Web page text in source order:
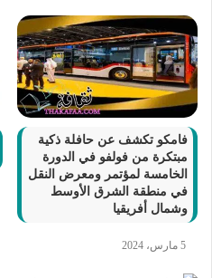
فامكو تكشف عن حافلة ذكية
مبتكرة من فولفو في الدورة
الخامسة لمؤتمر ومعرض النقل
في منطقة الشرق الأوسط
وشمال أفريقيا
5 مارس، 2024